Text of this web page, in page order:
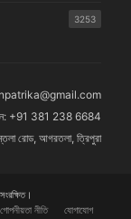
3253
+91 381 238 6684
রোড, আগরতলা, ত্রিপুরা
গোপনীয়তা নীতি যোগাযোগ